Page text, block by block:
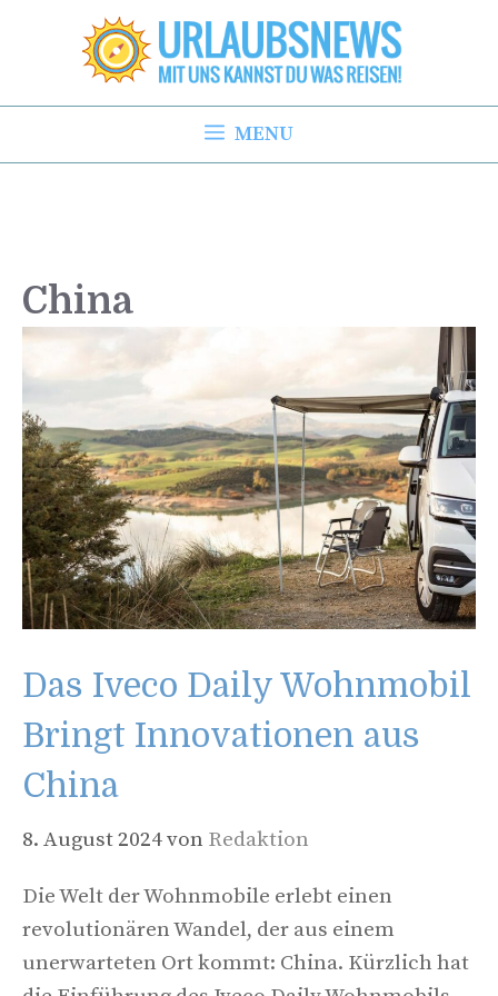
MENU
China
Das Iveco Daily Wohnmobil
Bringt Innovationen aus
China
8. August 2024von Redaktion
Die Welt der Wohnmobile erlebt einen
revolutionären Wandel, der aus einem
unerwarteten Ort kommt: China. Kürzlich hat